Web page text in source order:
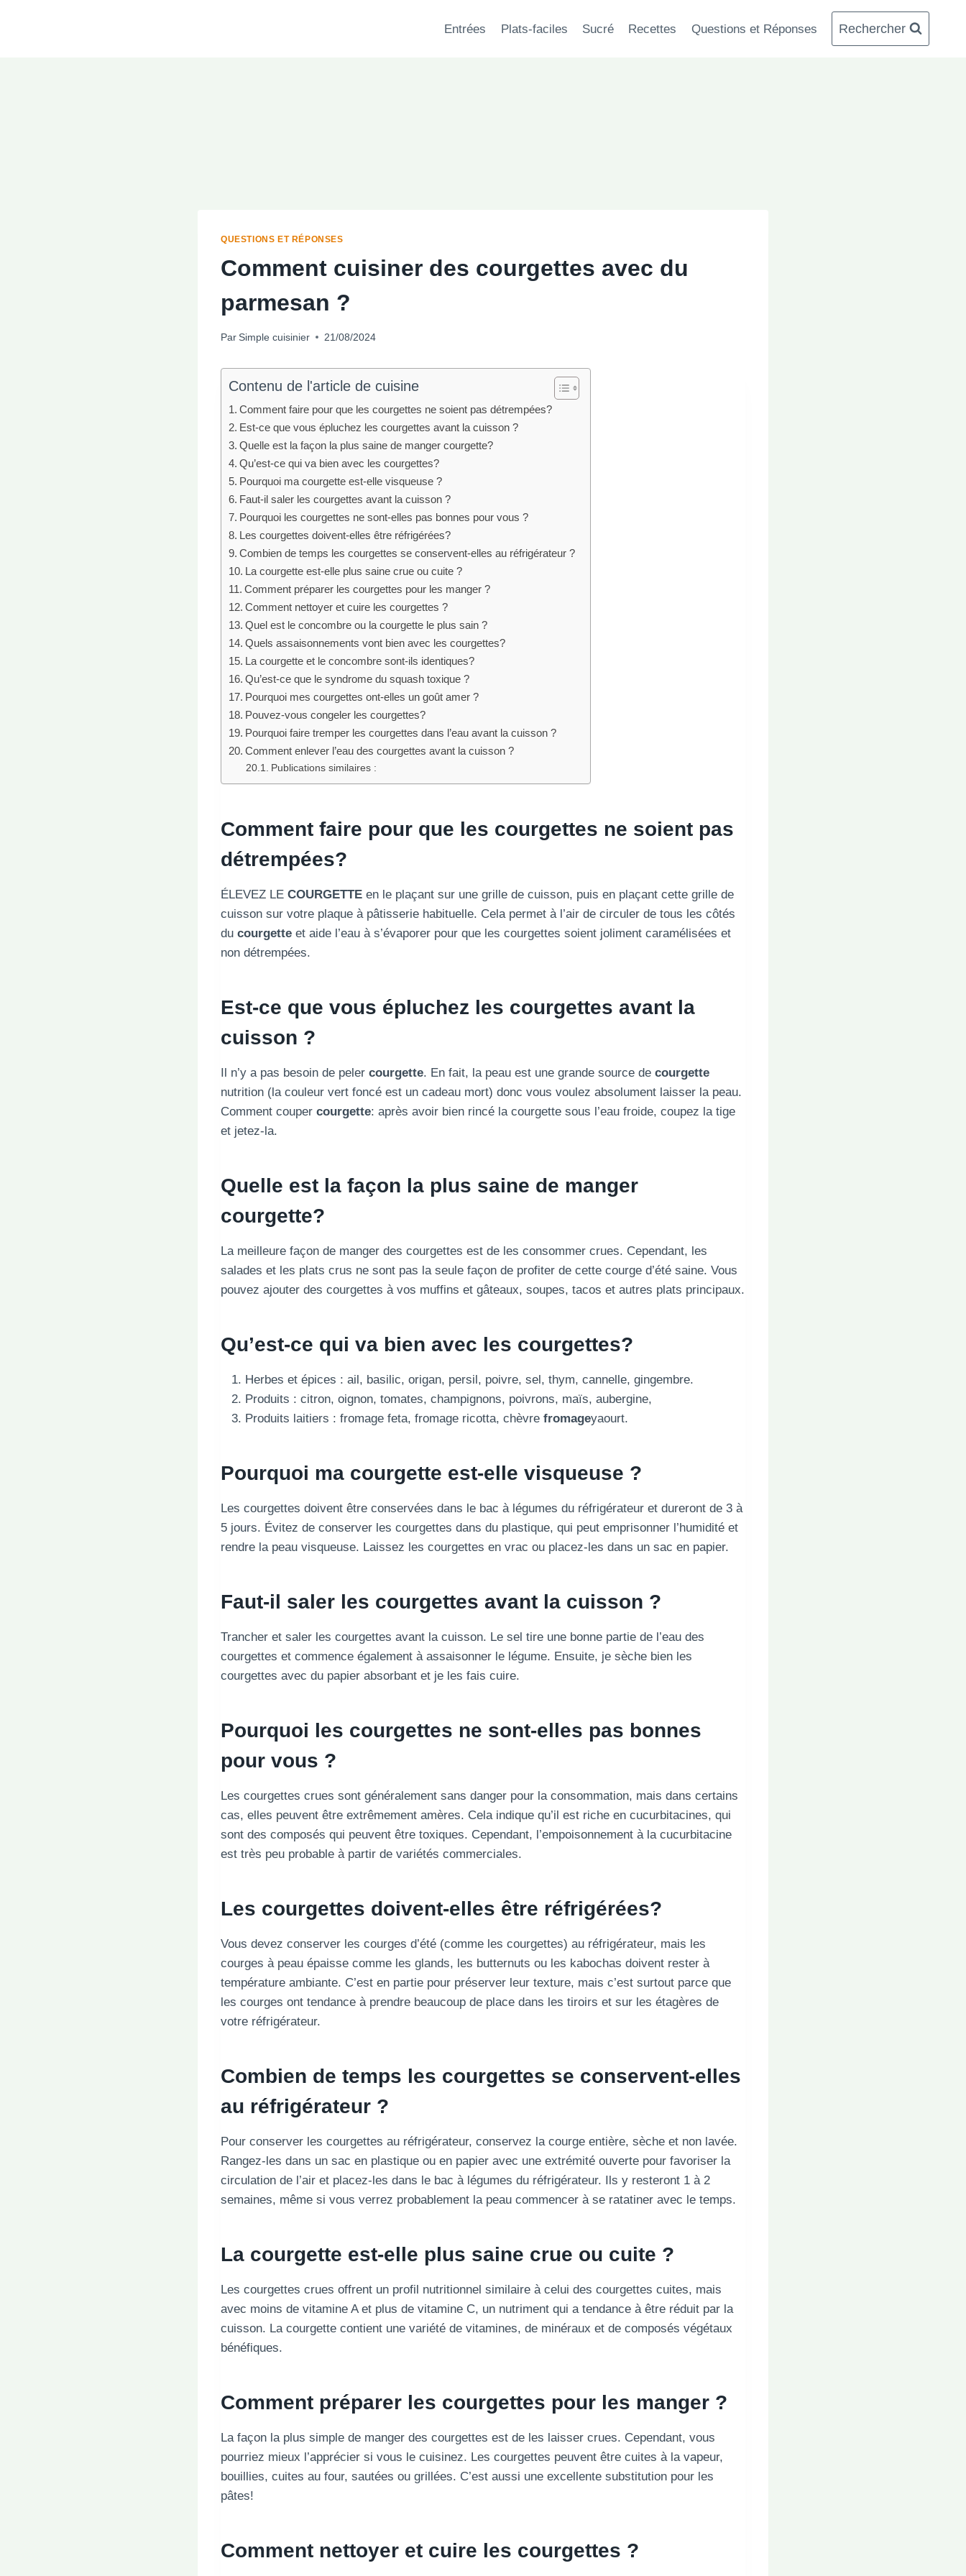
Entrées Plats-faciles Sucré Recettes Questions et Réponses Rechercher
QUESTIONS ET RÉPONSES
Comment cuisiner des courgettes avec du
parmesan ?
Par Simple cuisinier 21/08/2024
Contenu de l'article de cuisine
Comment faire pour que les courgettes ne soient pas détrempées?
Est-ce que vous épluchez les courgettes avant la cuisson ?
Quelle est la façon la plus saine de manger courgette?
Qu’est-ce qui va bien avec les courgettes?
Pourquoi ma courgette est-elle visqueuse ?
Faut-il saler les courgettes avant la cuisson ?
Pourquoi les courgettes ne sont-elles pas bonnes pour vous ?
Les courgettes doivent-elles être réfrigérées?
Combien de temps les courgettes se conservent-elles au réfrigérateur ?
La courgette est-elle plus saine crue ou cuite ?
Comment préparer les courgettes pour les manger ?
Comment nettoyer et cuire les courgettes ?
Quel est le concombre ou la courgette le plus sain ?
Quels assaisonnements vont bien avec les courgettes?
La courgette et le concombre sont-ils identiques?
Qu’est-ce que le syndrome du squash toxique ?
Pourquoi mes courgettes ont-elles un goût amer ?
Pouvez-vous congeler les courgettes?
Pourquoi faire tremper les courgettes dans l’eau avant la cuisson ?
Comment enlever l’eau des courgettes avant la cuisson ?
Publications similaires :
Comment faire pour que les courgettes ne soient pas
détrempées?
ÉLEVEZ LE COURGETTE en le plaçant sur une grille de cuisson, puis en plaçant cette grille de
cuisson sur votre plaque à pâtisserie habituelle. Cela permet à l’air de circuler de tous les côtés
du courgette et aide l’eau à s’évaporer pour que les courgettes soient joliment caramélisées et
non détrempées.
Est-ce que vous épluchez les courgettes avant la
cuisson ?
Il n’y a pas besoin de peler courgette. En fait, la peau est une grande source de courgette
nutrition (la couleur vert foncé est un cadeau mort) donc vous voulez absolument laisser la peau.
Comment couper courgette: après avoir bien rincé la courgette sous l’eau froide, coupez la tige
et jetez-la.
Quelle est la façon la plus saine de manger
courgette?
La meilleure façon de manger des courgettes est de les consommer crues. Cependant, les
salades et les plats crus ne sont pas la seule façon de profiter de cette courge d’été saine. Vous
pouvez ajouter des courgettes à vos muffins et gâteaux, soupes, tacos et autres plats principaux.
Qu’est-ce qui va bien avec les courgettes?
Herbes et épices : ail, basilic, origan, persil, poivre, sel, thym, cannelle, gingembre.
Produits : citron, oignon, tomates, champignons, poivrons, maïs, aubergine,
Produits laitiers : fromage feta, fromage ricotta, chèvre fromageyaourt.
Pourquoi ma courgette est-elle visqueuse ?
Les courgettes doivent être conservées dans le bac à légumes du réfrigérateur et dureront de 3 à
5 jours. Évitez de conserver les courgettes dans du plastique, qui peut emprisonner l’humidité et
rendre la peau visqueuse. Laissez les courgettes en vrac ou placez-les dans un sac en papier.
Faut-il saler les courgettes avant la cuisson ?
Trancher et saler les courgettes avant la cuisson. Le sel tire une bonne partie de l’eau des
courgettes et commence également à assaisonner le légume. Ensuite, je sèche bien les
courgettes avec du papier absorbant et je les fais cuire.
Pourquoi les courgettes ne sont-elles pas bonnes
pour vous ?
Les courgettes crues sont généralement sans danger pour la consommation, mais dans certains
cas, elles peuvent être extrêmement amères. Cela indique qu’il est riche en cucurbitacines, qui
sont des composés qui peuvent être toxiques. Cependant, l’empoisonnement à la cucurbitacine
est très peu probable à partir de variétés commerciales.
Les courgettes doivent-elles être réfrigérées?
Vous devez conserver les courges d’été (comme les courgettes) au réfrigérateur, mais les
courges à peau épaisse comme les glands, les butternuts ou les kabochas doivent rester à
température ambiante. C’est en partie pour préserver leur texture, mais c’est surtout parce que
les courges ont tendance à prendre beaucoup de place dans les tiroirs et sur les étagères de
votre réfrigérateur.
Combien de temps les courgettes se conservent-elles
au réfrigérateur ?
Pour conserver les courgettes au réfrigérateur, conservez la courge entière, sèche et non lavée.
Rangez-les dans un sac en plastique ou en papier avec une extrémité ouverte pour favoriser la
circulation de l’air et placez-les dans le bac à légumes du réfrigérateur. Ils y resteront 1 à 2
semaines, même si vous verrez probablement la peau commencer à se ratatiner avec le temps.
La courgette est-elle plus saine crue ou cuite ?
Les courgettes crues offrent un profil nutritionnel similaire à celui des courgettes cuites, mais
avec moins de vitamine A et plus de vitamine C, un nutriment qui a tendance à être réduit par la
cuisson. La courgette contient une variété de vitamines, de minéraux et de composés végétaux
bénéfiques.
Comment préparer les courgettes pour les manger ?
La façon la plus simple de manger des courgettes est de les laisser crues. Cependant, vous
pourriez mieux l’apprécier si vous le cuisinez. Les courgettes peuvent être cuites à la vapeur,
bouillies, cuites au four, sautées ou grillées. C’est aussi une excellente substitution pour les
pâtes!
Comment nettoyer et cuire les courgettes ?